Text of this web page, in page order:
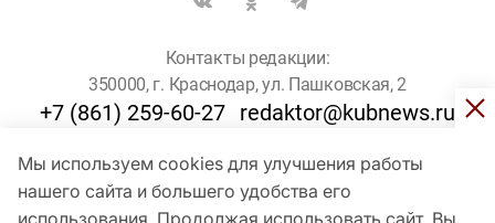
Мы используем cookies для улучшения работы
нашего сайта и большего удобства его
использования. Продолжая использовать сайт, Вы
Контакты редакции:
350000, г. Краснодар, ул. Пашковская, 2
+7 (861) 259-60-27 redaktor@kubnews.ru
Для пользователей старше 16 лет
© Кубанские Новости, 2017